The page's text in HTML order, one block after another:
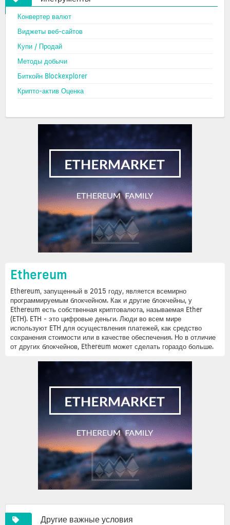
Конвертер валют
Виджеты веб-сайтов
Купи / Продай
Методы добычи
Биткойн Blockexplorer
Крипто-актив Оценка
Ethereum
Ethereum, запущенный в 2015 году, является всемирно
программируемым блокчейном. Как и другие блокчейны, у
Ethereum есть собственная криптовалюта, называемая Ether
(ETH). ETH - это цифровые деньги. Люди во всем мире
используют ETH для осуществления платежей, как средство
сохранения стоимости или в качестве обеспечения. Но в отличие
от других блокчейнов, Ethereum может сделать гораздо больше.
Другие важные условия